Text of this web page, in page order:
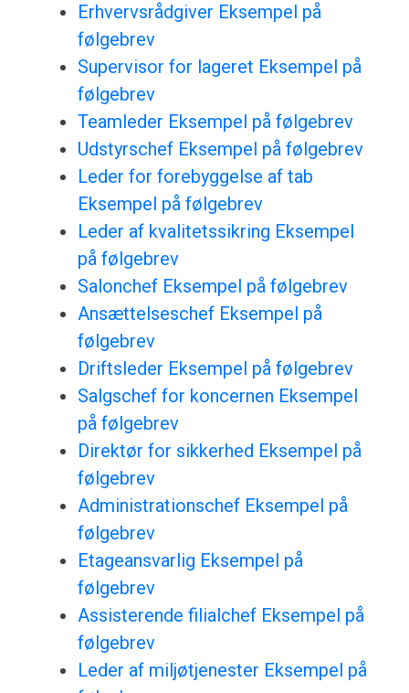
Erhvervsrådgiver Eksempel på
følgebrev
Supervisor for lageret Eksempel på
følgebrev
Teamleder Eksempel på følgebrev
Udstyrschef Eksempel på følgebrev
Leder for forebyggelse af tab
Eksempel på følgebrev
Leder af kvalitetssikring Eksempel
på følgebrev
Salonchef Eksempel på følgebrev
Ansættelseschef Eksempel på
følgebrev
Driftsleder Eksempel på følgebrev
Salgschef for koncernen Eksempel
på følgebrev
Direktør for sikkerhed Eksempel på
følgebrev
Administrationschef Eksempel på
følgebrev
Etageansvarlig Eksempel på
følgebrev
Assisterende filialchef Eksempel på
følgebrev
Leder af miljøtjenester Eksempel på